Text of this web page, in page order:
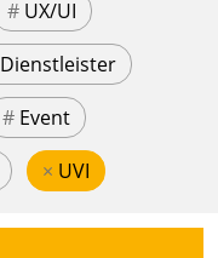
# UX/UI
Dienstleister
# Event
× UVI